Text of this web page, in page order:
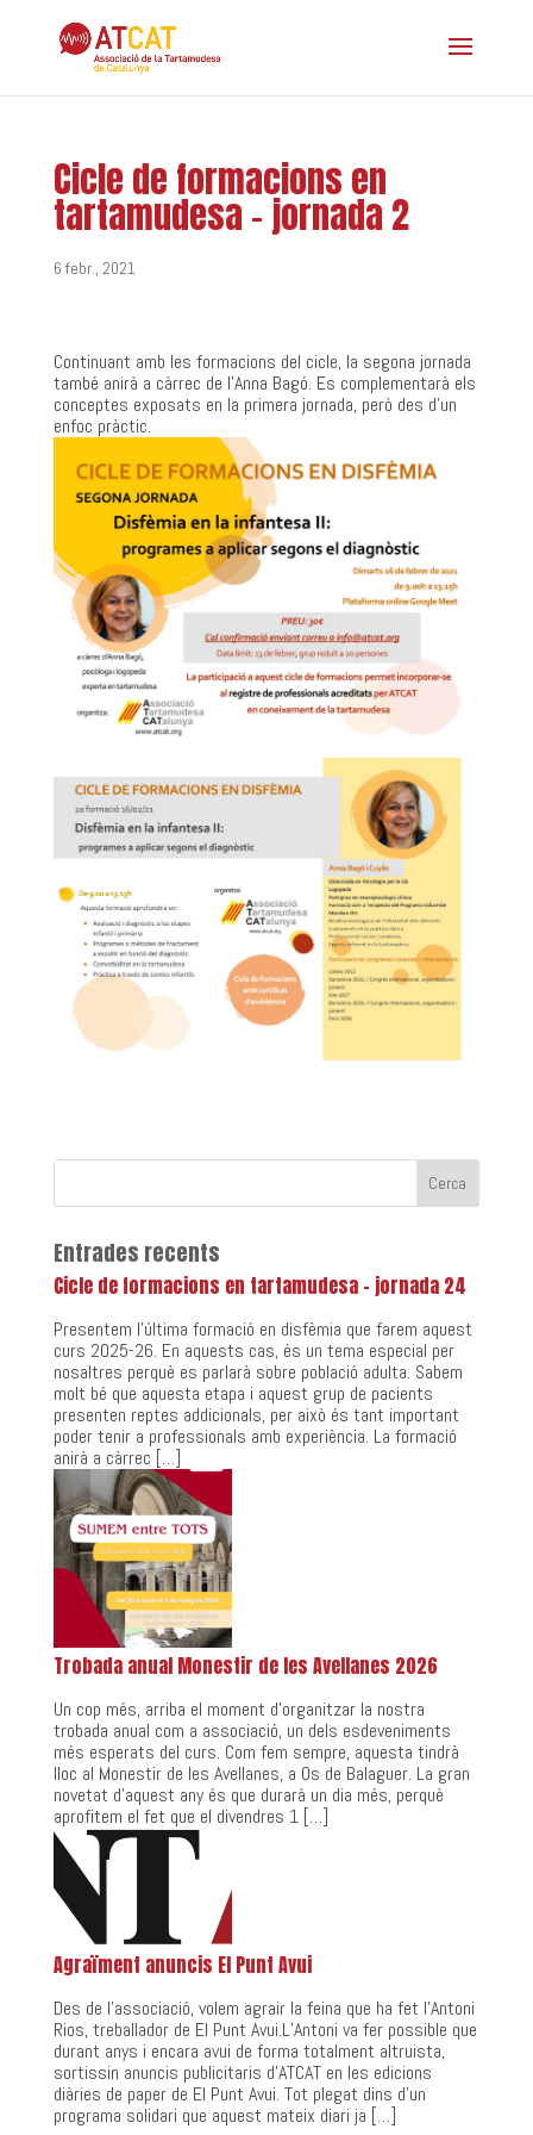
Cicle de formacions en
tartamudesa – jornada 2
6 febr., 2021
Continuant amb les formacions del cicle, la segona jornada
també anirà a càrrec de l’Anna Bagó. Es complementarà els
conceptes exposats en la primera jornada, però des d’un
enfoc pràctic.
Entrades recents
Cicle de formacions en tartamudesa – jornada 24
Presentem l’última formació en disfèmia que farem aquest
curs 2025-26. En aquests cas, és un tema especial per
nosaltres perquè es parlarà sobre població adulta. Sabem
molt bé que aquesta etapa i aquest grup de pacients
presenten reptes addicionals, per això és tant important
poder tenir a professionals amb experiència. La formació
anirà a càrrec […]
Trobada anual Monestir de les Avellanes 2026
Un cop més, arriba el moment d’organitzar la nostra
trobada anual com a associació, un dels esdeveniments
més esperats del curs. Com fem sempre, aquesta tindrà
lloc al Monestir de les Avellanes, a Os de Balaguer. La gran
novetat d’aquest any és que durarà un dia més, perquè
aprofitem el fet que el divendres 1 […]
Agraïment anuncis El Punt Avui
Des de l’associació, volem agrair la feina que ha fet l’Antoni
Rios, treballador de El Punt Avui.L’Antoni va fer possible que
durant anys i encara avui de forma totalment altruista,
sortissin anuncis publicitaris d’ATCAT en les edicions
diàries de paper de El Punt Avui. Tot plegat dins d’un
programa solidari que aquest mateix diari ja […]